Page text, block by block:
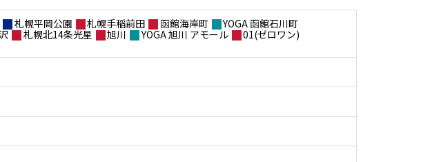
札幌平岡公園 札幌手稲前田 函館海岸町
YOGA 函館石川町
札幌北14条光星 旭川 YOGA 旭川 アモール
01(ゼロワン)